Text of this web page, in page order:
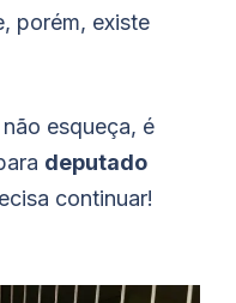
porém, existe
esqueça, é
deputado
continuar!